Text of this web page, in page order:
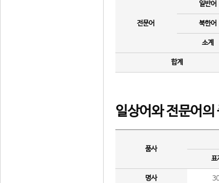
전문어
일반어
북한어
소계
합계
일상어와 전문어의
품사
표
명사